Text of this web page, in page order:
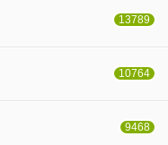
13789
10764
9468